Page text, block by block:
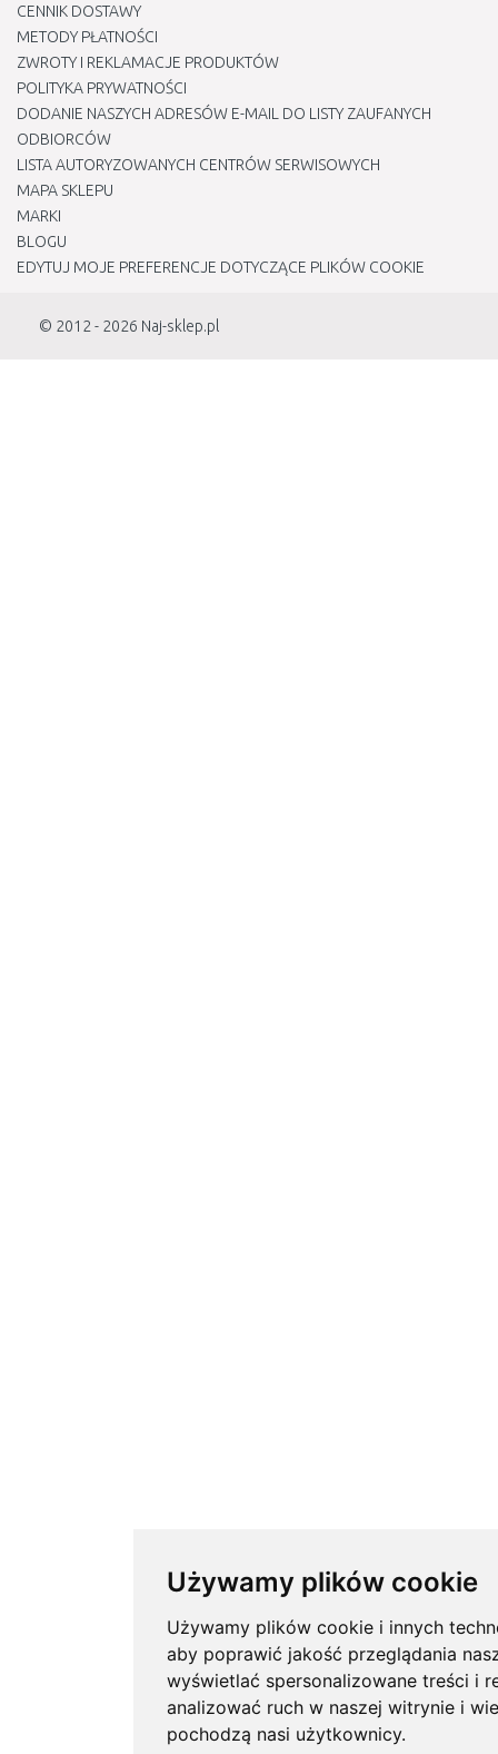
Używamy plików cookie
Używamy plików cookie i innych
aby poprawić jakość przeglądania
wyświetlać spersonalizowane treści i
analizować ruch w naszej witrynie i
pochodzą nasi użytkownicy.
CENNIK DOSTAWY
METODY PŁATNOŚCI
ZWROTY I REKLAMACJE PRODUKTÓW
POLITYKA PRYWATNOŚCI
DODANIE NASZYCH ADRESÓW E-MAIL DO LISTY ZAUFANYCH
ODBIORCÓW
LISTA AUTORYZOWANYCH CENTRÓW SERWISOWYCH
MAPA SKLEPU
MARKI
BLOGU
EDYTUJ MOJE PREFERENCJE DOTYCZĄCE PLIKÓW COOKIE
© 2012 - 2026 Naj-sklep.pl